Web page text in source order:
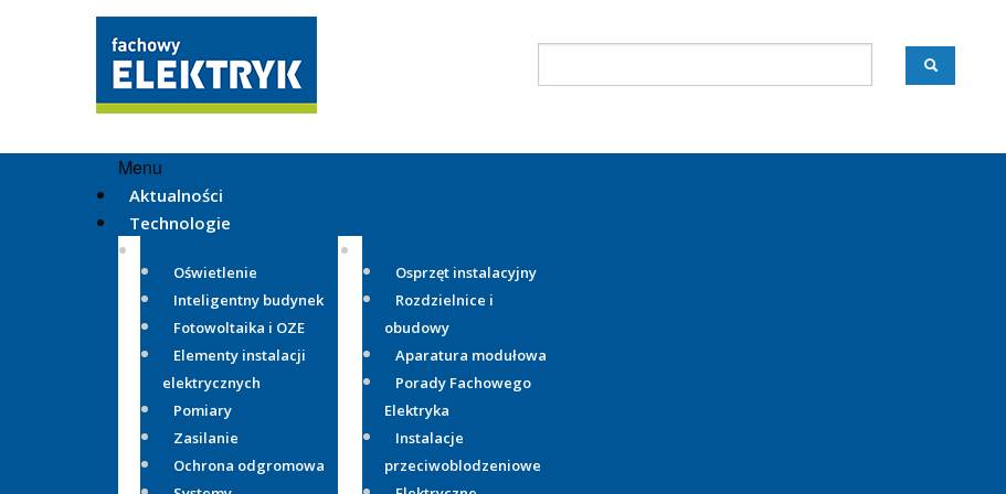
Menu
Aktualności
Technologie
Oświetlenie
Inteligentny budynek
Fotowoltaika i OZE
Elementy instalacji
elektrycznych
Pomiary
Zasilanie
Ochrona odgromowa
Osprzęt instalacyjny
Rozdzielnice i
obudowy
Aparatura modułowa
Porady Fachowego
Elektryka
Instalacje
przeciwoblodzeniowe